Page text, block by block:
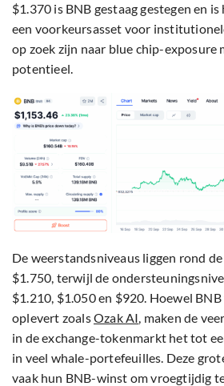
$1.370 is BNB gestaag gestegen en
een voorkeursasset voor
op zoek zijn naar blue chip-exposure
potentieel.
De weerstandsniveaus liggen rond
$1.750, terwijl de
$1.210, $1.050 en $920. Hoewel
oplevert zoalsOzak AI, maken de
in de exchange-tokenmarkt het tot
in veel whale-portefeuilles. Deze
vaak hun BNB-winst om vroegtijdig